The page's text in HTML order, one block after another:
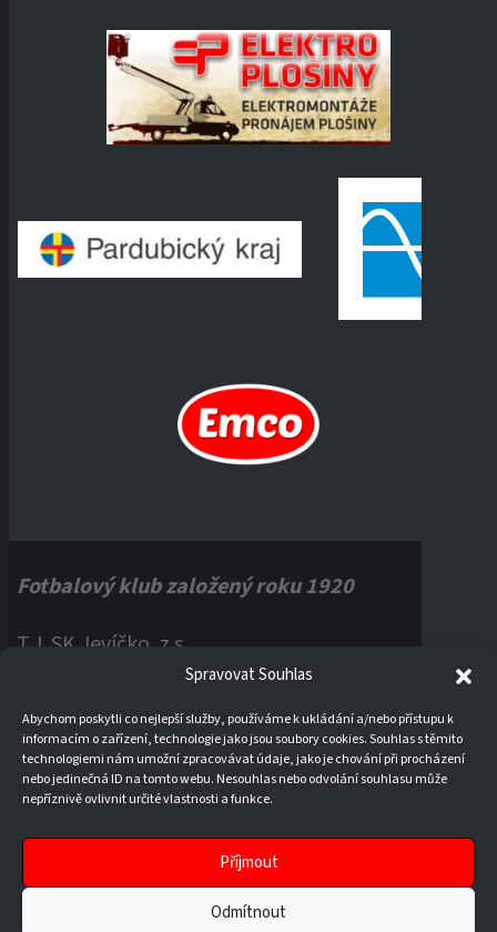
Spravovat Souhlas
Abychom poskytli co nejlepší služby, používáme k ukládání a/nebo přístupu k
informacím o zařízení, technologie jako jsou soubory cookies. Souhlas s těmito
technologiemi nám umožní zpracovávat údaje, jako je chování při procházení
nebo jedinečná ID na tomto webu. Nesouhlas nebo odvolání souhlasu může
nepříznivě ovlivnit určité vlastnosti a funkce.
Příjmout
Odmítnout
Fotbalový klub založený roku 1920
T.J. SK Jevíčko, z.s.
IČO:60121670